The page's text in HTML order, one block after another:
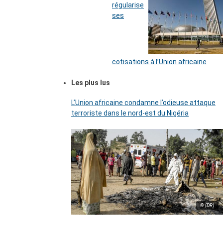
régularise
ses
cotisations à l’Union africaine
Les plus lus
L’Union africaine condamne l’odieuse attaque
terroriste dans le nord-est du Nigéria
© (DR)